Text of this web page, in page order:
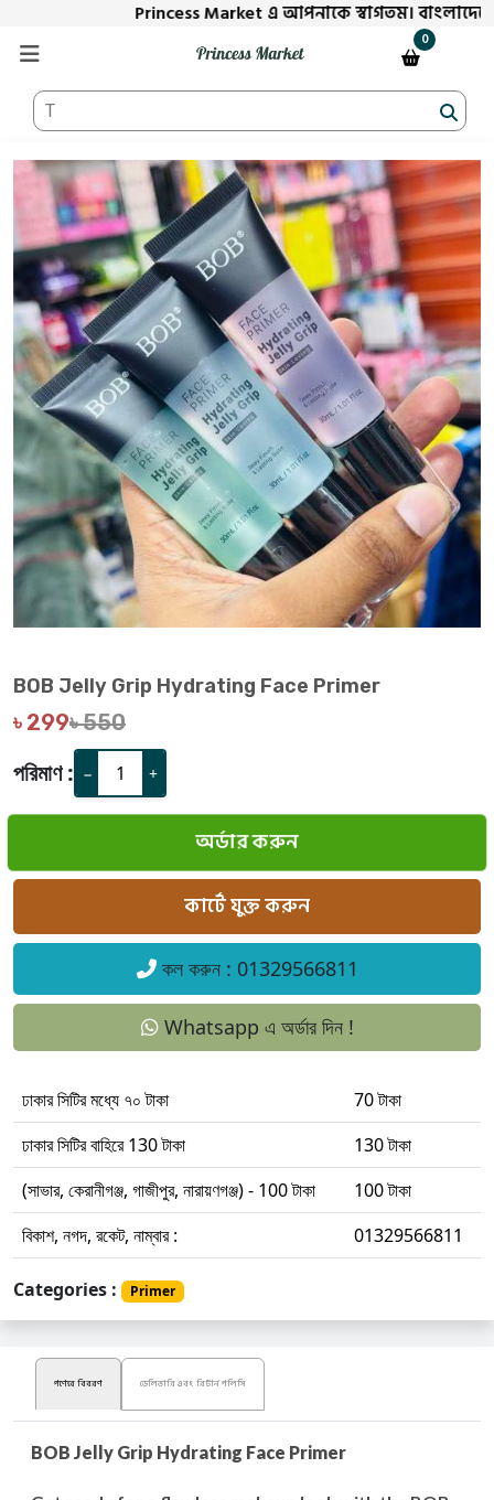
Princess Market এ আপনাকে স্বাগতম। বাংলাদেশের
0
BOB Jelly Grip Hydrating Face Primer
৳ 299৳ 550
পরিমাণ : − +
অর্ডার করুন
কার্টে যুক্ত করুন
কল করুন : 01329566811
Whatsapp এ অর্ডার দিন !
ঢাকার সিটির মধ্যে ৭০ টাকা
70 টাকা
ঢাকার সিটির বাহিরে 130 টাকা
130 টাকা
(সাভার, কেরানীগঞ্জ, গাজীপুর, নারায়ণগঞ্জ) - 100 টাকা
100 টাকা
বিকাশ, নগদ, রকেট, নাম্বার :
01329566811
Categories : Primer
পণ্যের বিবরণ ডেলিভারি এবং রিটার্ন পলিসি
BOB Jelly Grip Hydrating Face Primer